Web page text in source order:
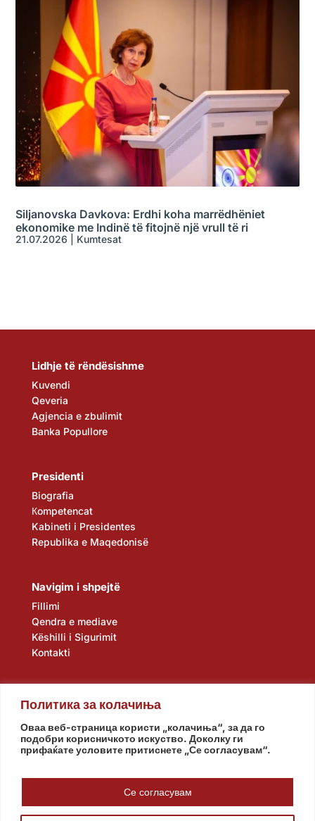
Политика за колачиња
Оваа веб-страница користи „колачиња“, за да го
подобри корисничкото искуство. Доколку ги
прифаќате условите притиснете „Се согласувам“.
Се согласувам
Siljanovska Davkova: Erdhi koha marrëdhëniet
ekonomike me Indinë të fitojnë një vrull të ri
21.07.2026 Kumtesat
Lidhje të rëndësishme
Kuvendi
Qeveria
Agjencia e zbulimit
Banka Popullore
Presidenti
Biografia
Кompetencat
Kabineti i Presidentes
Republika e Maqedonisë
Navigim i shpejtë
Fillimi
Qendra e mediave
Këshilli i Sigurimit
Kontakti